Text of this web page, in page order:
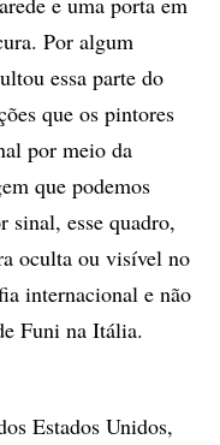
Por algum
essa parte do
que os pintores
por meio da
que podemos
sinal, esse quadro,
oculta ou visível no
internacional e não
Funi na Itália.
Estados Unidos,